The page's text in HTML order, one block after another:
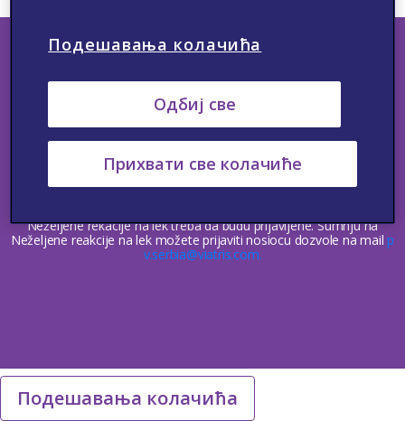
Neželjene reakcije
Medicinske Informacije
© Autorska prava 2023 Viatris. Sva prava zadržana.
Neželjene rekacije na lek treba da budu prijavljene. Sumnju na
Neželjene reakcije na lek možete prijaviti nosiocu dozvole na mail p
v.serbia@viatris.com.
Подешавања колачића
Подешавања колачића
Одбиј све
Прихвати све колачиће